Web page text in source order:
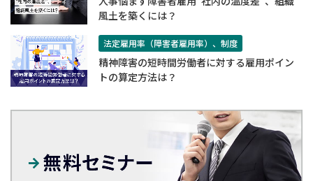
風土を築くには？
法定雇用率（障害者雇用率）、制度
精神障害の短時間労働者に対する雇用ポイン
トの算定方法は？